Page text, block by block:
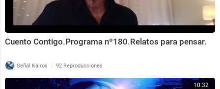
Cuento Contigo.Programa nº180.Relatos para pensar.
Señal Kairos | 92 Reproducciones
10:32